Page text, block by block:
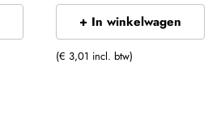
+ In winkelwagen
(€ 3,01 incl. btw)